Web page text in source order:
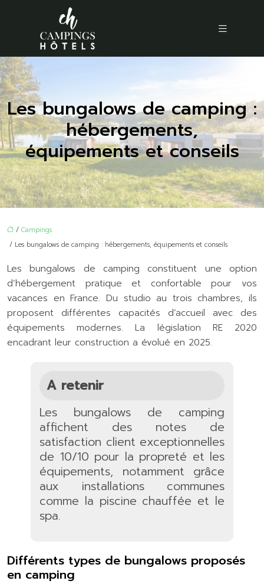
Les bungalows de camping :
hébergements,
équipements et conseils
/ Campings
/ Les bungalows de camping : hébergements, équipements et conseils
Les bungalows de camping constituent une option
d’hébergement pratique et confortable pour vos
vacances en France. Du studio au trois chambres, ils
proposent différentes capacités d’accueil avec des
équipements modernes. La législation RE 2020
encadrant leur construction a évolué en 2025.
A retenir
Les bungalows de camping
affichent des notes de
satisfaction client exceptionnelles
de 10/10 pour la propreté et les
équipements, notamment grâce
aux installations communes
comme la piscine chauffée et le
spa.
Différents types de bungalows proposés
en camping